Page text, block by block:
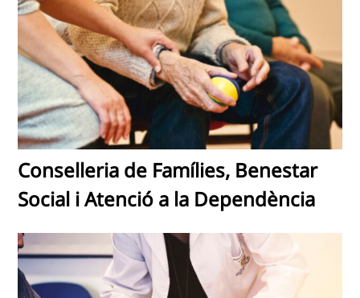
Conselleria de Famílies, Benestar
Social i Atenció a la Dependència